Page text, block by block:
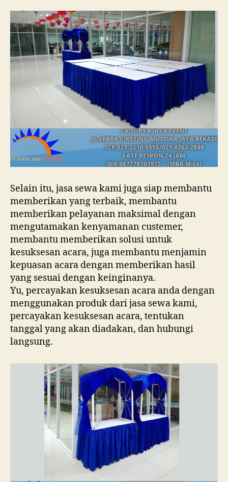
Selain itu, jasa sewa kami juga siap membantu
memberikan yang terbaik, membantu
memberikan pelayanan maksimal dengan
mengutamakan kenyamanan custemer,
membantu memberikan solusi untuk
kesuksesan acara, juga membantu menjamin
kepuasan acara dengan memberikan hasil
yang sesuai dengan keinginanya.
Yu, percayakan kesuksesan acara anda dengan
menggunakan produk dari jasa sewa kami,
percayakan kesuksesan acara, tentukan
tanggal yang akan diadakan, dan hubungi
langsung.